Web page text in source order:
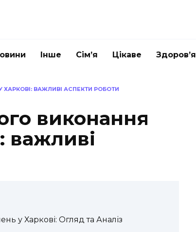
Інше Сім’я Цікаве Здоров’я
ВАЖЛИВІ АСПЕКТИ РОБОТИ
виконання
важливі
у Харкові: Огляд та Аналіз